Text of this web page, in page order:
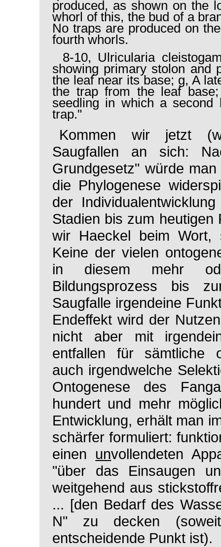
produced, as shown on the
whorl of this, the bud of a
No traps are produced on
fourth whorls.
8-10, Ulricularia
showing primary stolon and
the leaf near its base; g, A
the trap from the leaf
seedling in which a
trap."
Kommen wir jetzt
Saugfallen an sich:
Grundgesetz" würde
die Phylogenese
der
Stadien bis zum heutigen
wir Haeckel beim Wort,
Keine der vielen
in diesem mehr
Bildungsprozess bis
Saugfalle irgendeine
Endeffekt wird der
nicht aber mit
entfallen für sämtliche
auch irgendwelche
Ontogenese des
hundert und mehr
Entwicklung, erhält man
schärfer formuliert:
einen unvollendeten
"über das Einsaugen
weitgehend aus
... [den Bedarf des
N" zu decken
entscheidende Punkt ist).